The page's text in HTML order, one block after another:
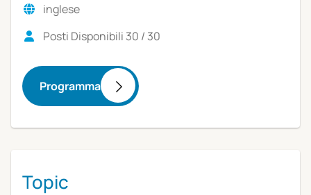
inglese
Posti Disponibili 30 / 30
Programma
Topic